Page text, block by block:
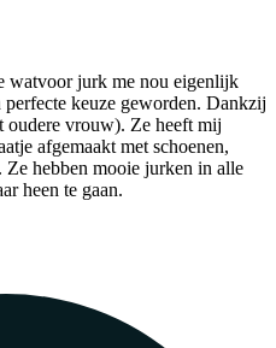
watvoor jurk me nou eigenlijk
keuze geworden. Dankzij
oudere vrouw). Ze heeft mij
afgemaakt met schoenen,
hebben mooie jurken in alle
heen te gaan.